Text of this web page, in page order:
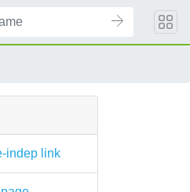
indep link